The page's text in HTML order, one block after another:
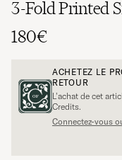
3-Fold Printed
180€
ACHETEZ LE
RETOUR
L’achat de cet
Credits.
Connectez-vous